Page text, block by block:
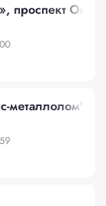
металлолом"